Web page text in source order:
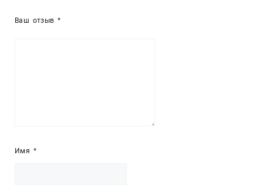
Ваш отзыв *
Имя *